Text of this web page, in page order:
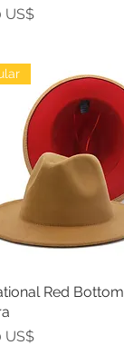
US$
Vista rápida
Red Bottom
US$